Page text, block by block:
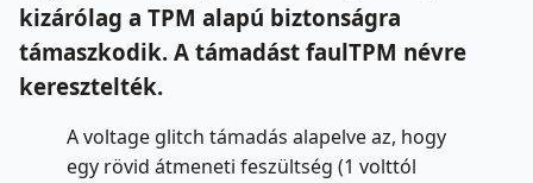
kizárólag a TPM alapú biztonságra
támaszkodik. A támadást faulTPM névre
keresztelték.
A voltage glitch támadás alapelve az, hogy
egy rövid átmeneti feszültség (1 volttól